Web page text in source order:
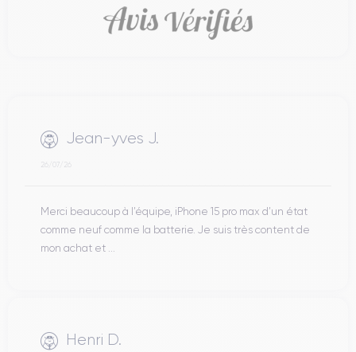
Jean-yves J.
26/07/26
Merci beaucoup à l’équipe, iPhone 15 pro max d’un état
comme neuf comme la batterie. Je suis très content de
mon achat et ...
Henri D.